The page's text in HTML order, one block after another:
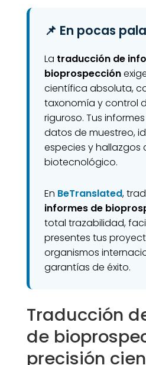
📌 En pocas
La traducción de
bioprospección
científica absoluta,
taxonomía y control
riguroso. Tus
datos de muestreo,
especies y hallazgos
biotecnológico.
En BeTranslated,
informes de
total trazabilidad,
presentes tus
organismos
garantías de éxito.
Traducción
de
precisión